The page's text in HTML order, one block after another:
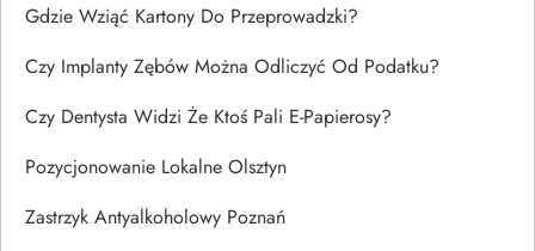
Gdzie Wziąć Kartony Do Przeprowadzki?
Czy Implanty Zębów Można Odliczyć Od Podatku?
Czy Dentysta Widzi Że Ktoś Pali E-Papierosy?
Pozycjonowanie Lokalne Olsztyn
Zastrzyk Antyalkoholowy Poznań